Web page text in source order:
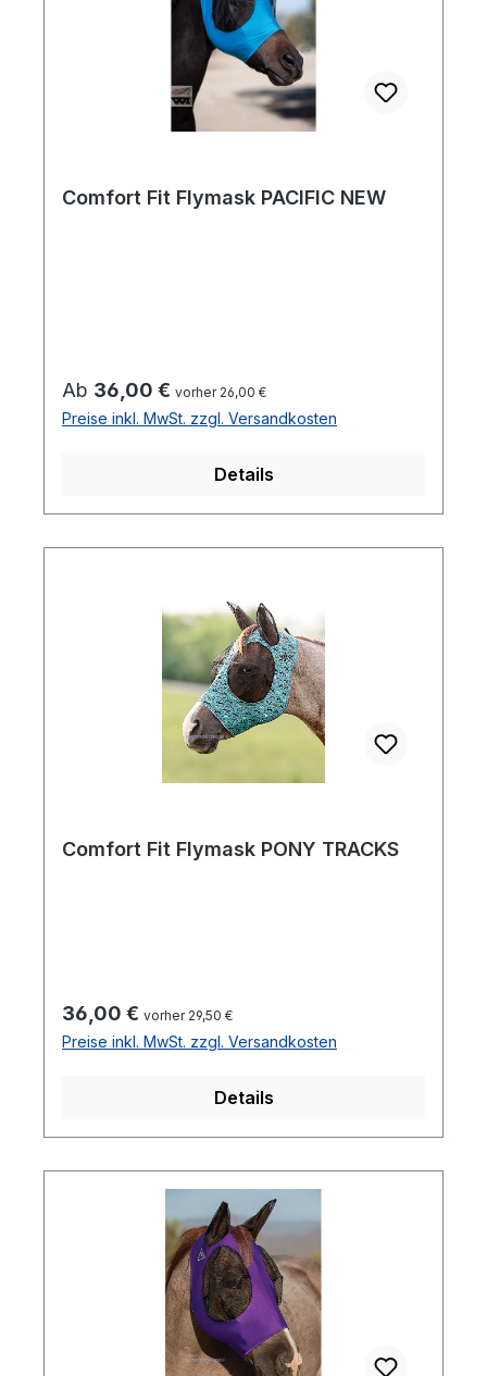
Comfort Fit Flymask PACIFIC NEW
Regulärer Preis:
Ab 36,00 € vorher 26,00 €
Preise inkl. MwSt. zzgl. Versandkosten
Details
Comfort Fit Flymask PONY TRACKS
Regulärer Preis:
36,00 € vorher 29,50 €
Preise inkl. MwSt. zzgl. Versandkosten
Details